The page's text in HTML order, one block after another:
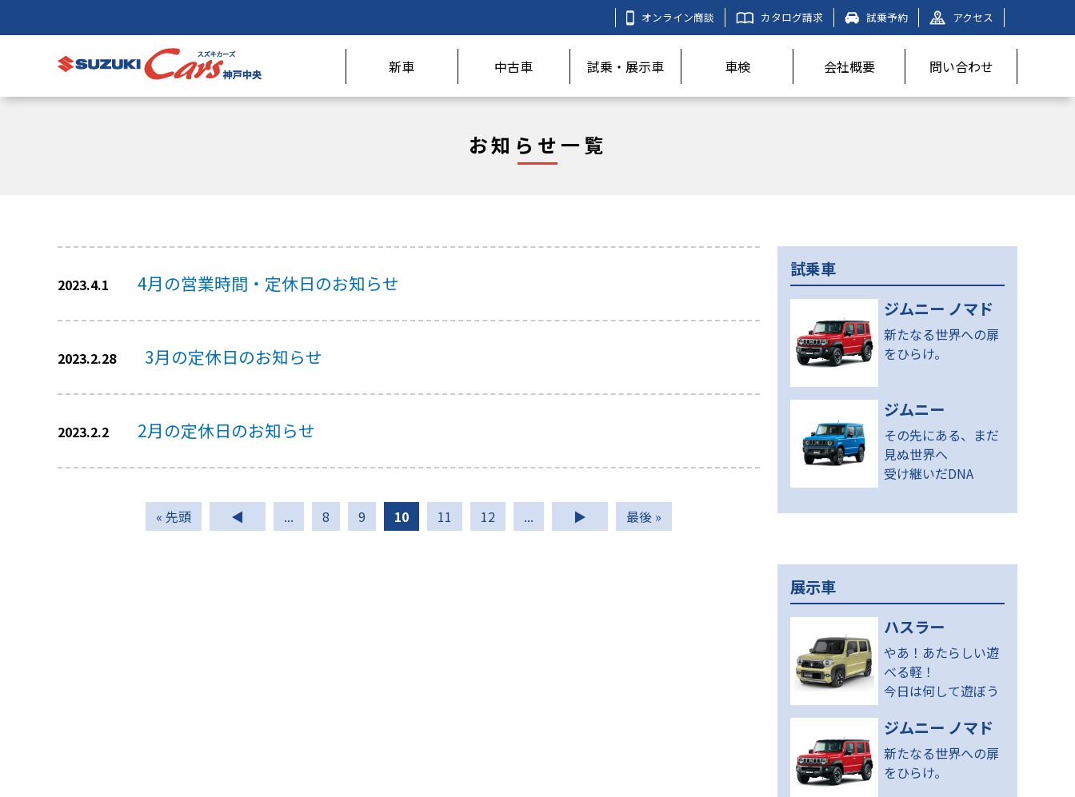
オンライン商談 カタログ請求 試乗予約 アクセス
新車 中古車 試乗・展示車 車検 会社概要 問い合わせ
お知らせ一覧
2023.4.1 4月の営業時間・定休日のお知らせ
2023.2.28 3月の定休日のお知らせ
2023.2.2 2月の定休日のお知らせ
« 先頭 ◀ ... 8 9 10 11 12 ... ▶ 最後 »
試乗車
ジムニー ノマド
新たなる世界への扉
をひらけ。
ジムニー
その先にある、まだ
見ぬ世界へ
受け継いだDNA
展示車
ハスラー
やあ！あたらしい遊
べる軽！
今日は何して遊ぼう
ジムニー ノマド
新たなる世界への扉
をひらけ。